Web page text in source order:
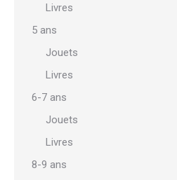
Livres
5 ans
Jouets
Livres
6-7 ans
Jouets
Livres
8-9 ans